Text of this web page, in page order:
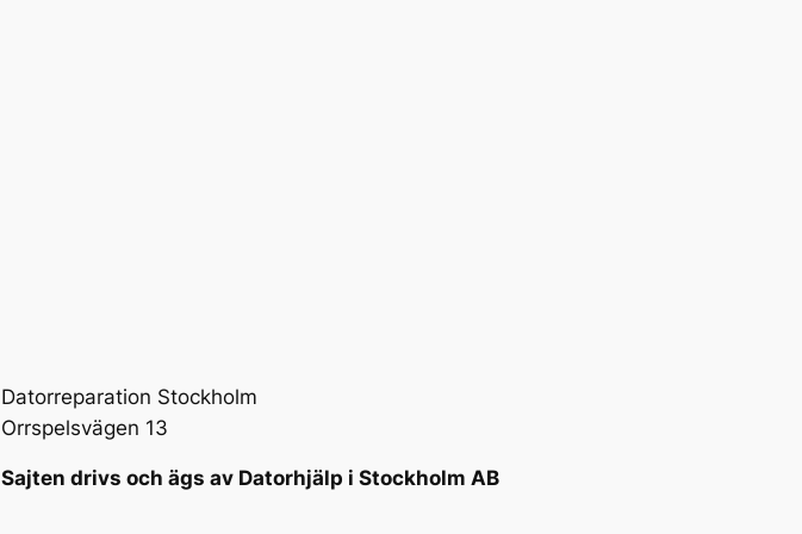
Datorreparation Stockholm
Orrspelsvägen 13
Sajten drivs och ägs av Datorhjälp i Stockholm AB